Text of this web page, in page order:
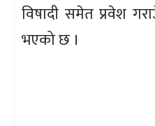
विषादी समेत प्रवेश
भएको छ ।